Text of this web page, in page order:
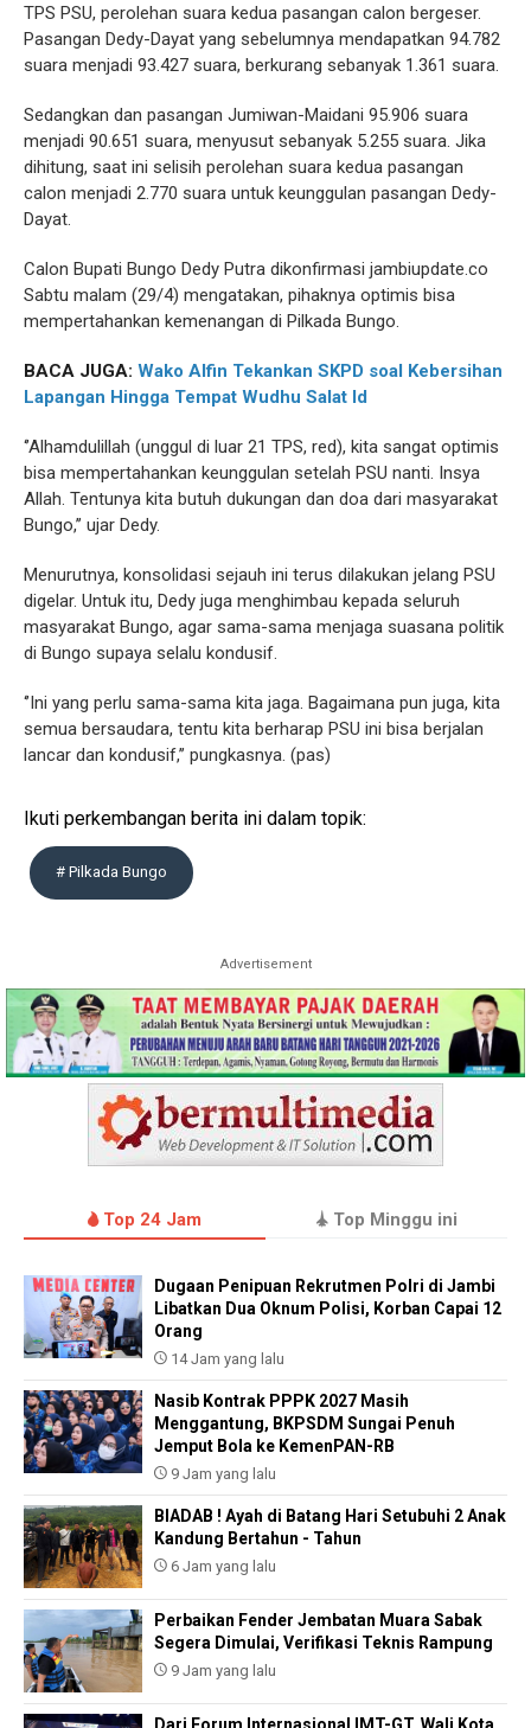
TPS PSU, perolehan suara kedua pasangan calon bergeser.
Pasangan Dedy-Dayat yang sebelumnya mendapatkan 94.782
suara menjadi 93.427 suara, berkurang sebanyak 1.361 suara.
Sedangkan dan pasangan Jumiwan-Maidani 95.906 suara
menjadi 90.651 suara, menyusut sebanyak 5.255 suara. Jika
dihitung, saat ini selisih perolehan suara kedua pasangan
calon menjadi 2.770 suara untuk keunggulan pasangan Dedy-
Dayat.
Calon Bupati Bungo Dedy Putra dikonfirmasi jambiupdate.co
Sabtu malam (29/4) mengatakan, pihaknya optimis bisa
mempertahankan kemenangan di Pilkada Bungo.
BACA JUGA: Wako Alfin Tekankan SKPD soal Kebersihan
Lapangan Hingga Tempat Wudhu Salat Id
‘’Alhamdulillah (unggul di luar 21 TPS, red), kita sangat optimis
bisa mempertahankan keunggulan setelah PSU nanti. Insya
Allah. Tentunya kita butuh dukungan dan doa dari masyarakat
Bungo,’’ ujar Dedy.
Menurutnya, konsolidasi sejauh ini terus dilakukan jelang PSU
digelar. Untuk itu, Dedy juga menghimbau kepada seluruh
masyarakat Bungo, agar sama-sama menjaga suasana politik
di Bungo supaya selalu kondusif.
‘’Ini yang perlu sama-sama kita jaga. Bagaimana pun juga, kita
semua bersaudara, tentu kita berharap PSU ini bisa berjalan
lancar dan kondusif,’’ pungkasnya. (pas)
Ikuti perkembangan berita ini dalam topik:
# Pilkada Bungo
Advertisement
Top 24 Jam Top Minggu ini
Dugaan Penipuan Rekrutmen Polri di Jambi
Libatkan Dua Oknum Polisi, Korban Capai 12
Orang
14 Jam yang lalu
Nasib Kontrak PPPK 2027 Masih
Menggantung, BKPSDM Sungai Penuh
Jemput Bola ke KemenPAN-RB
9 Jam yang lalu
BIADAB ! Ayah di Batang Hari Setubuhi 2 Anak
Kandung Bertahun - Tahun
6 Jam yang lalu
Perbaikan Fender Jembatan Muara Sabak
Segera Dimulai, Verifikasi Teknis Rampung
9 Jam yang lalu